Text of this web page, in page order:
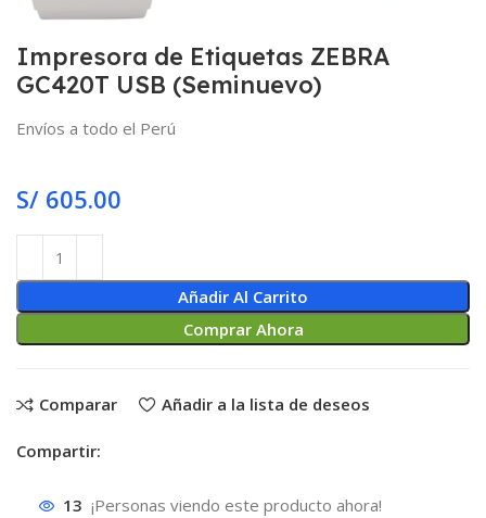
Impresora de Etiquetas ZEBRA
GC420T USB (Seminuevo)
Envíos a todo el Perú
S/ 605.00
Añadir Al Carrito
Comprar Ahora
Comparar Añadir a la lista de deseos
Compartir:
13 ¡Personas viendo este producto ahora!